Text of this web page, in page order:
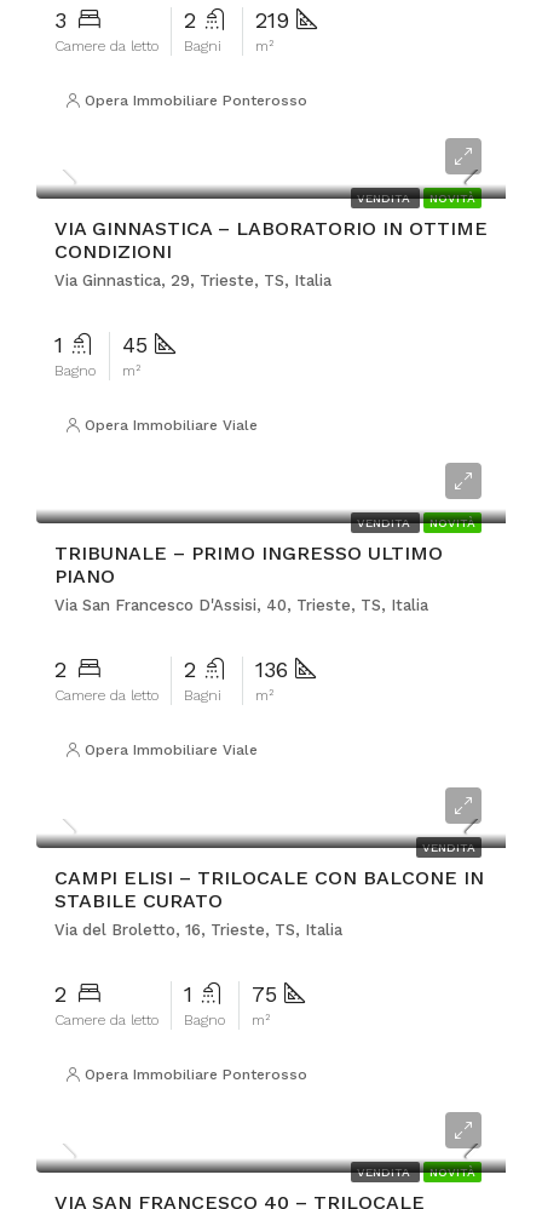
3
Camere da letto
2
Bagni
219
m²
Opera Immobiliare Ponterosso
VENDITA NOVITÀ
VIA GINNASTICA – LABORATORIO IN OTTIME
CONDIZIONI
Via Ginnastica, 29, Trieste, TS, Italia
1
Bagno
45
m²
Opera Immobiliare Viale
VENDITA NOVITÀ
TRIBUNALE – PRIMO INGRESSO ULTIMO
PIANO
Via San Francesco D'Assisi, 40, Trieste, TS, Italia
2
Camere da letto
2
Bagni
136
m²
Opera Immobiliare Viale
VENDITA
CAMPI ELISI – TRILOCALE CON BALCONE IN
STABILE CURATO
Via del Broletto, 16, Trieste, TS, Italia
2
Camere da letto
1
Bagno
75
m²
Opera Immobiliare Ponterosso
VENDITA NOVITÀ
VIA SAN FRANCESCO 40 – TRILOCALE